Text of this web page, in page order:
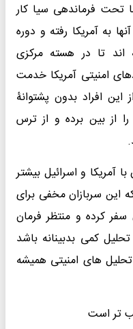
تحت فرماندهی سیا کار
به آمریکا رفته و دوره
اند تا در هسته مرکزی
امنیتی آمریکا خدمت
افراد بدون پشتوانۀ
از بین برده و از ترس
آمریکا و اسرائیل بیشتر
سربازان مخفی برای
سفر کرده و منتظر فرمان
کمی بدبینانه باشد
تحلیل های امنیتی همیشه
تر است